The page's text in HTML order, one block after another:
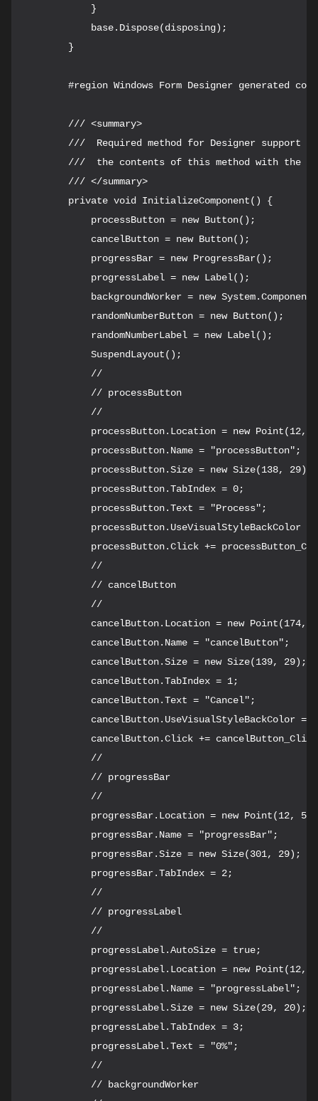
            }
            base.Dispose(disposing);
        }
        #region Windows Form Designer generated code
        /// <summary>
///  Required method for Designer support -
///  the contents of this method with the
        /// </summary>
        private void InitializeComponent() {
            processButton = new Button();
            cancelButton = new Button();
            progressBar = new ProgressBar();
            progressLabel = new Label();
backgroundWorker = new
            randomNumberButton = new Button();
            randomNumberLabel = new Label();
            SuspendLayout();
            //
            // processButton
            //
processButton.Location = new Point(12,
            processButton.Name = "processButton";
            processButton.Size = new Size(138, 29);
            processButton.TabIndex = 0;
            processButton.Text = "Process";
processButton.UseVisualStyleBackColor =
processButton.Click +=
            //
            // cancelButton
            //
cancelButton.Location = new Point(174,
            cancelButton.Name = "cancelButton";
            cancelButton.Size = new Size(139, 29);
            cancelButton.TabIndex = 1;
            cancelButton.Text = "Cancel";
cancelButton.UseVisualStyleBackColor =
cancelButton.Click +=
            //
            // progressBar
            //
progressBar.Location = new Point(12,
            progressBar.Name = "progressBar";
            progressBar.Size = new Size(301, 29);
            progressBar.TabIndex = 2;
            //
            // progressLabel
            //
            progressLabel.AutoSize = true;
progressLabel.Location = new Point(12,
            progressLabel.Name = "progressLabel";
            progressLabel.Size = new Size(29, 20);
            progressLabel.TabIndex = 3;
            progressLabel.Text = "0%";
            //
            // backgroundWorker